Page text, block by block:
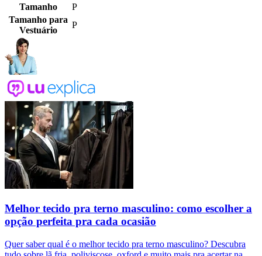
Tamanho
P
Tamanho para
Vestuário
P
Melhor tecido pra terno masculino: como escolher a
opção perfeita pra cada ocasião
Quer saber qual é o melhor tecido pra terno masculino? Descubra